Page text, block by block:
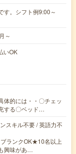
す。シフト例9:00～
～
いOK
体的には・・〇チェッ
する〇ベッド…
スキル不要 / 英語力不
ランクOK★10名以上
興味があ…